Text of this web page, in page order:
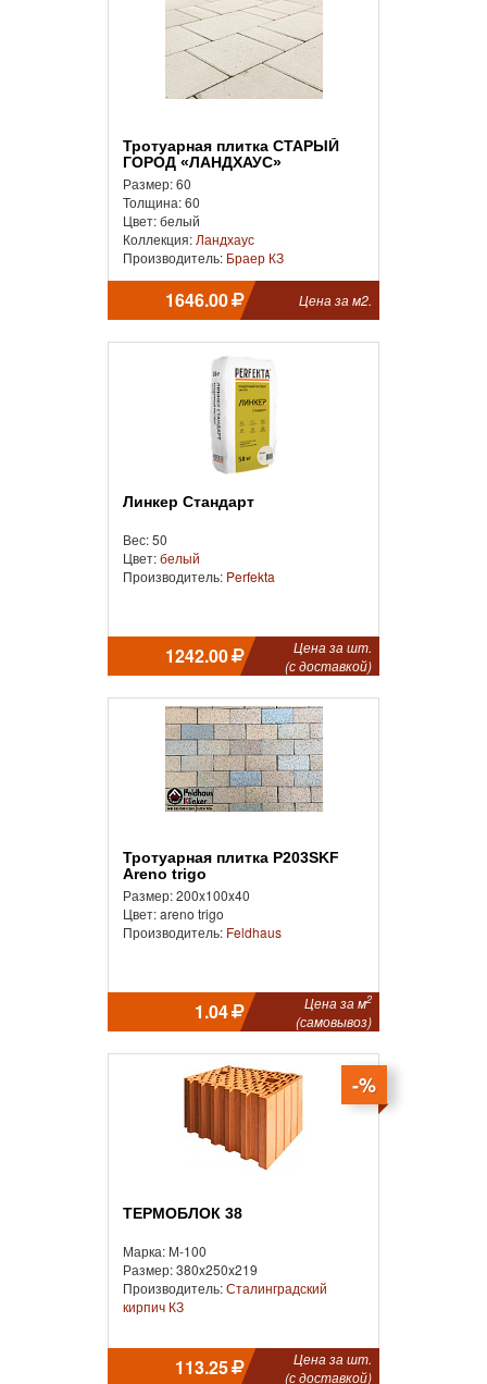
Тротуарная плитка СТАРЫЙ
ГОРОД «ЛАНДХАУС»
Размер: 60
Толщина: 60
Цвет: белый
Коллекция: Ландхаус
Производитель: Браер КЗ
1646.00 Цена за м2.
Линкер Стандарт
Вес: 50
Цвет:белый
Производитель: Perfekta
1242.00
Цена за шт.
(с доставкой)
Тротуарная плитка P203SKF
Areno trigo
Размер: 200x100x40
Цвет: areno trigo
Производитель: Feldhaus
1.04 Цена за м2
(самовывоз)
-%
ТЕРМОБЛОК 38
Марка: М-100
Размер: 380x250x219
Производитель:Сталинградский
кирпич КЗ
113.25
Цена за шт.
(с доставкой)